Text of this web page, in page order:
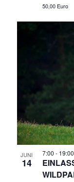
50,00 Euro
JUNI
14
7:00 - 19:00